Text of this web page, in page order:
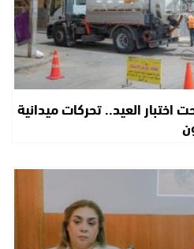
اختبار العيد.. تحركات ميدانية